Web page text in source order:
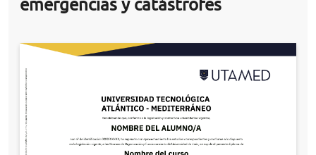
emergencias y catástrofes